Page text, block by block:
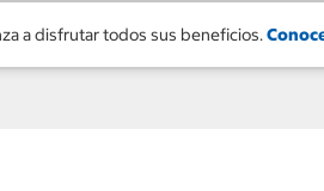
a disfrutar todos sus beneficios.